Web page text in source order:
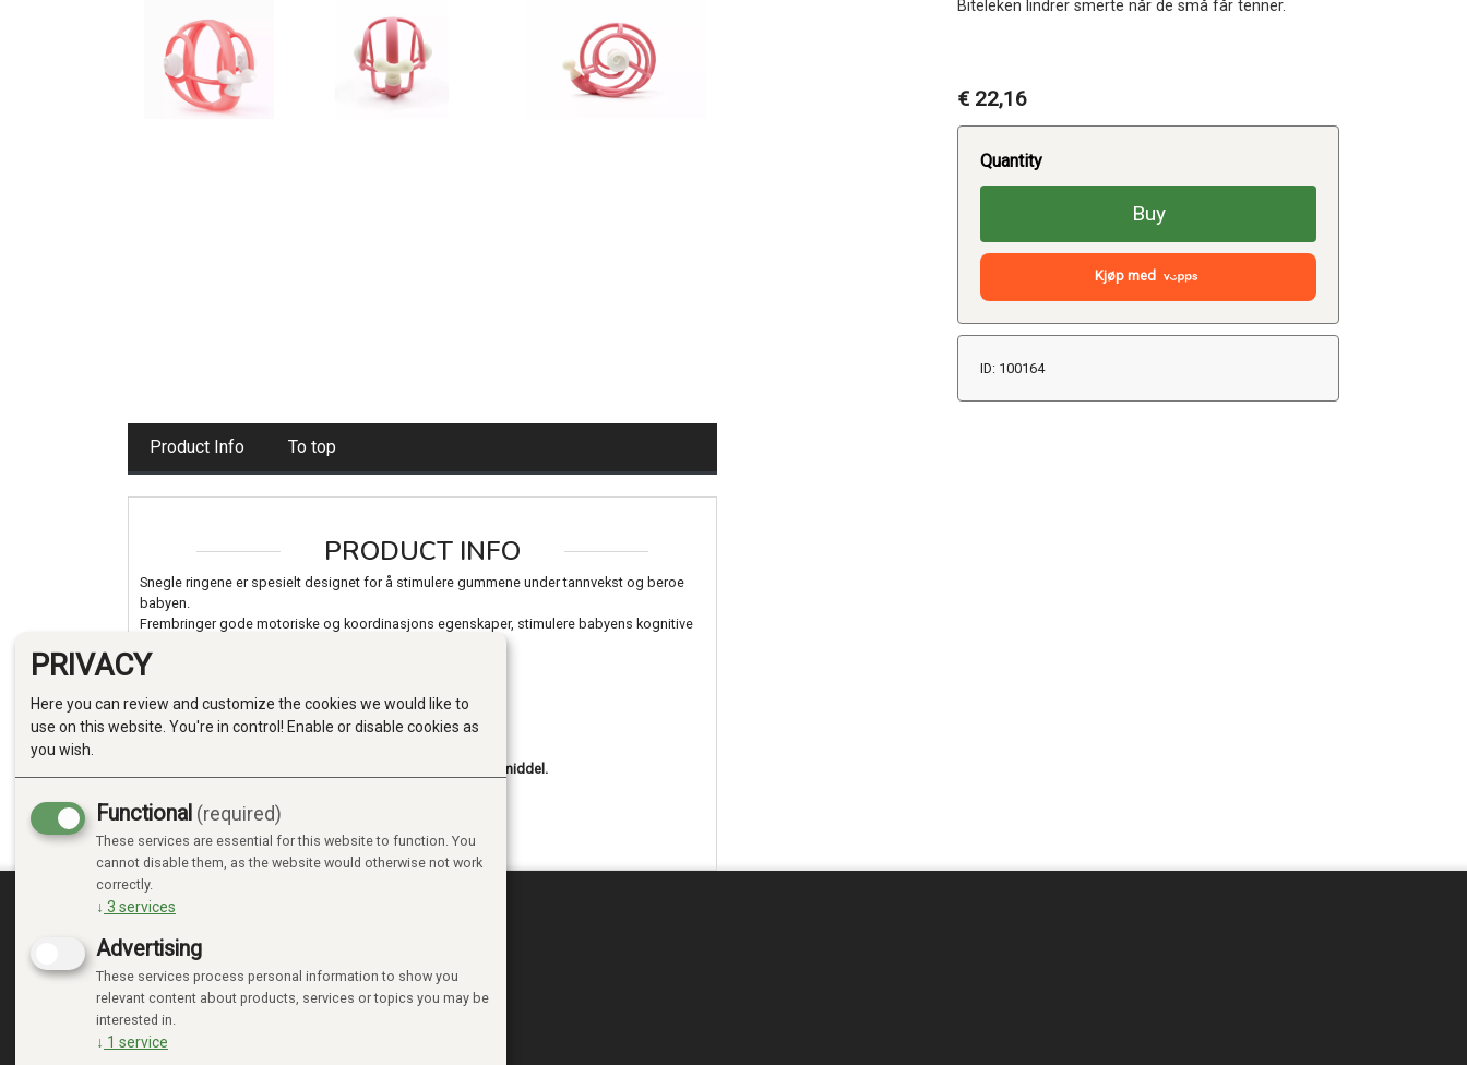
Biteleken lindrer smerte når de små får tenner.
€ 22,16
Quantity
Buy
Kjøp med
ID: 100164
Product Info To top
PRODUCT INFO
Snegle ringene er spesielt designet for å stimulere gummene under tannvekst og beroe
babyen.
Frembringer gode motoriske og koordinasjons egenskaper, stimulere babyens kognitive
Laget av FDA godkjent matgradert silikon
Stell og bruk:
Tåler oppvaskmaskin eller vask med mildt oppvaskmiddel.
Skyll og tørk grundig før hver bruk.
Ikke la husdyr leke med biteleken.
MINE SIDER
LOGIN
NEW CUSTOMER
TERMS
PRIVACY
Here you can review and customize the cookies we would like to
use on this website. You're in control! Enable or disable cookies as
you wish.
Functional (required)
These services are essential for this website to function. You
cannot disable them, as the website would otherwise not work
correctly.
↓ 3 services
Advertising
These services process personal information to show you
relevant content about products, services or topics you may be
interested in.
↓ 1 service